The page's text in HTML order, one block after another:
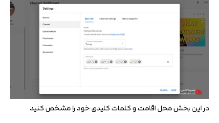
در این بخش محل اقامت و کلمات کلیدی خود را مشخص کنید